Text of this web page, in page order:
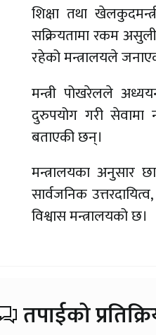
शिक्षा तथा
सक्रियतामा रकम
रहेको मन्त्रालयले
मन्त्री पोखरेलले
दुरुपयोग गरी सेवामा
बताएकी छन्।
मन्त्रालयका अनुसार
सार्वजनिक
विश्वास मन्त्रालयको छ।
तपाईको